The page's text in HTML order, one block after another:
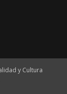
y Cultura